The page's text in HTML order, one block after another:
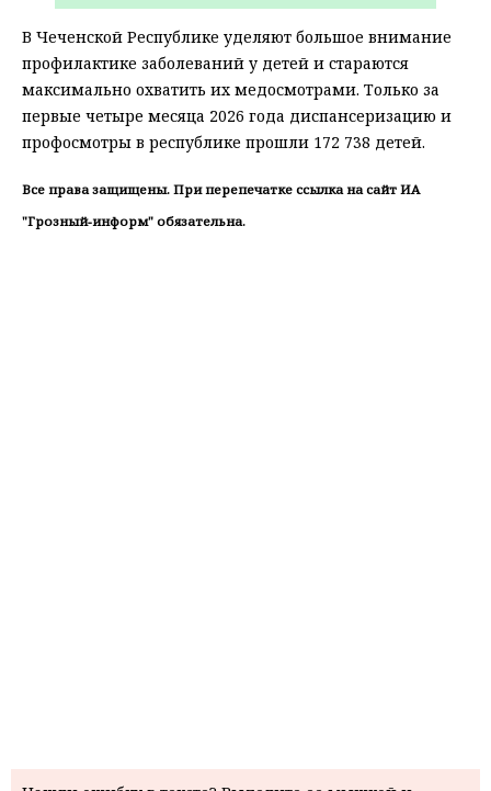
В Чеченской Республике уделяют большое внимание
профилактике заболеваний у детей и стараются
максимально охватить их медосмотрами. Только за
первые четыре месяца 2026 года диспансеризацию и
профосмотры в республике прошли 172 738 детей.
Все права защищены. При перепечатке ссылка на сайт ИА
"Грозный-информ" обязательна.